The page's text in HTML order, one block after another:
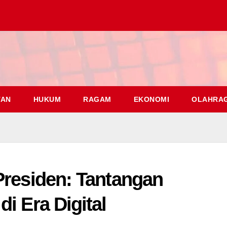
HUKUM RAGAM EKONOMI
Tantangan
Era Digital